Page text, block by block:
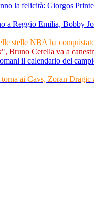
la felicità: Giorgos
a Reggio Emilia, Bobby
stelle NBA ha
Bruno Cerella va a
il calendario del
ai Cavs, Zoran Dragic